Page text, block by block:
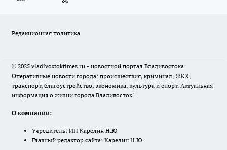
Редакционная политика
© 2025 vladivostoktimes.ru - новостной портал Владивостока.
Оперативные новости города: происшествия, криминал, ЖКХ,
транспорт, благоустройство, экономика, культура и спорт. Актуальная
информация о жизни города Владивосток"
О компании:
Учредитель: ИП Карелин Н.Ю
Главный редактор сайта: Карелин Н.Ю.